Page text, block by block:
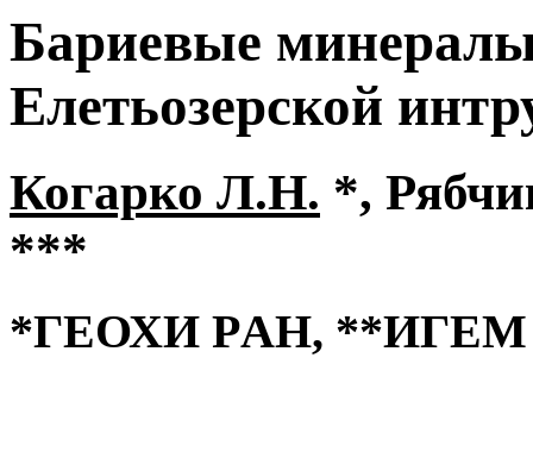
Бариевые
Елетьозерской
Когарко Л.Н. *,
***
*ГЕОХИ РAН, **ИГЕМ